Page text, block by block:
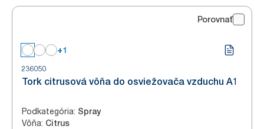
Porovnať
+1
236050
Tork citrusová vôňa do osviežovača vzduchu A1
Podkategória: Spray
Vôňa: Citrus